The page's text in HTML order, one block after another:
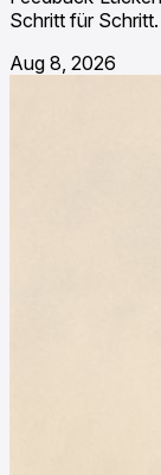
Schritt für Schritt.
Aug 8, 2026